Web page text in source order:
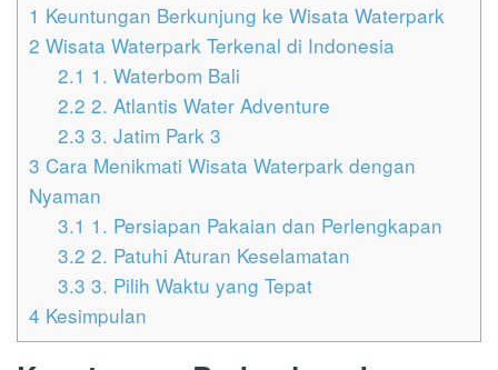
1 Keuntungan Berkunjung ke Wisata Waterpark
2 Wisata Waterpark Terkenal di Indonesia
2.1 1. Waterbom Bali
2.2 2. Atlantis Water Adventure
2.3 3. Jatim Park 3
3 Cara Menikmati Wisata Waterpark dengan
Nyaman
3.1 1. Persiapan Pakaian dan Perlengkapan
3.2 2. Patuhi Aturan Keselamatan
3.3 3. Pilih Waktu yang Tepat
4 Kesimpulan